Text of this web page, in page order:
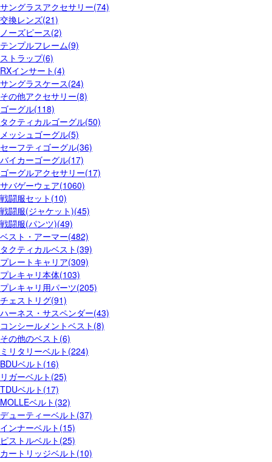
サングラスアクセサリー(74)
交換レンズ(21)
ノーズピース(2)
テンプルフレーム(9)
ストラップ(6)
RXインサート(4)
サングラスケース(24)
その他アクセサリー(8)
ゴーグル(118)
タクティカルゴーグル(50)
メッシュゴーグル(5)
セーフティゴーグル(36)
バイカーゴーグル(17)
ゴーグルアクセサリー(17)
サバゲーウェア(1060)
戦闘服セット(10)
戦闘服(ジャケット)(45)
戦闘服(パンツ)(49)
ベスト・アーマー(482)
タクティカルベスト(39)
プレートキャリア(309)
プレキャリ本体(103)
プレキャリ用パーツ(205)
チェストリグ(91)
ハーネス・サスペンダー(43)
コンシールメントベスト(8)
その他のベスト(6)
ミリタリーベルト(224)
BDUベルト(16)
リガーベルト(25)
TDUベルト(17)
MOLLEベルト(32)
デューティーベルト(37)
インナーベルト(15)
ピストルベルト(25)
カートリッジベルト(10)